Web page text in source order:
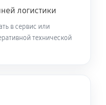
логистики
в сервис или
технической